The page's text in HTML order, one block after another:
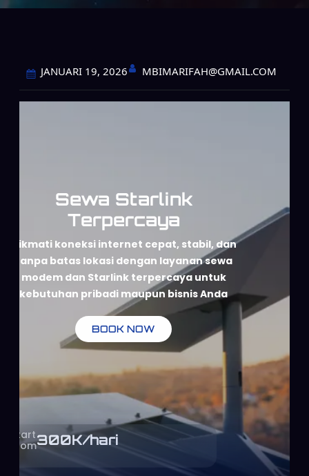
JANUARI 19, 2026 MBIMARIFAH@GMAIL.COM
Sewa Starlink
Terpercaya
Nikmati koneksi internet cepat, stabil, dan
tanpa batas lokasi dengan layanan sewa
modem dan Starlink terpercaya untuk
kebutuhan pribadi maupun bisnis Anda
BOOK NOW
Start
From300K/hari